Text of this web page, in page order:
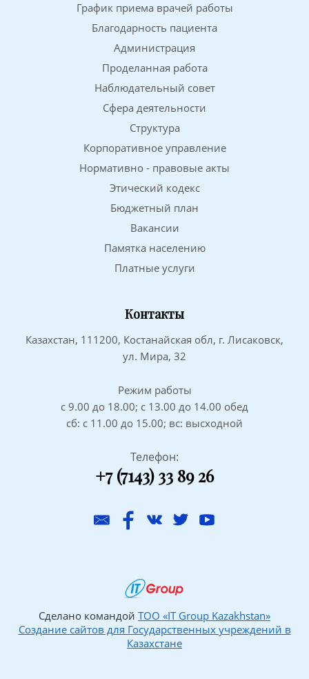
График приема врачей работы
Благодарность пациента
Администрация
Проделанная работа
Наблюдательный совет
Сфера деятельности
Структура
Корпоративное управление
Нормативно - правовые акты
Этический кодекс
Бюджетный план
Вакансии
Памятка населению
Платные услуги
Контакты
Казахстан, 111200, Костанайская обл, г. Лисаковск,
ул. Мира, 32
Режим работы
с 9.00 до 18.00; с 13.00 до 14.00 обед
сб: с 11.00 до 15.00; вс: высходной
Телефон:
+7 (7143) 33 89 26
Сделано командой ТОО «IT Group Kazakhstan»
Создание сайтов для Государственных учреждений в
Казахстане